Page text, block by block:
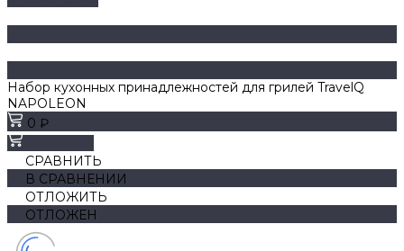
Набор кухонных принадлежностей для грилей TravelQ
NAPOLEON
0 ₽
СРАВНИТЬ
В СРАВНЕНИИ
ОТЛОЖИТЬ
ОТЛОЖЕН